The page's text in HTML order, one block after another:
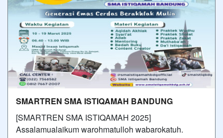
SMARTREN SMA ISTIQAMAH BANDUNG
[SMARTREN SMA ISTIQAMAH 2025]
Assalamualaikum warohmatulloh wabarokatuh.